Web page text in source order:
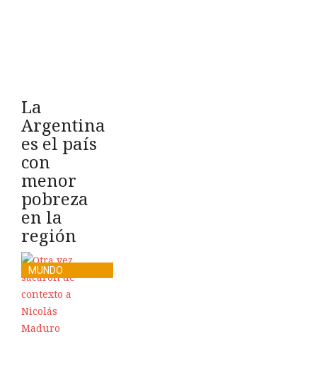
La
Argentina
es el país
con
menor
pobreza
en la
región
MUNDO